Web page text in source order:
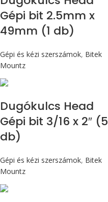
Gépi bit 2.5mm x
49mm (1 db)
Gépi és kézi szerszámok, Bitek
Mountz
Dugókulcs Head
Gépi bit 3/16 x 2″ (5
db)
Gépi és kézi szerszámok, Bitek
Mountz